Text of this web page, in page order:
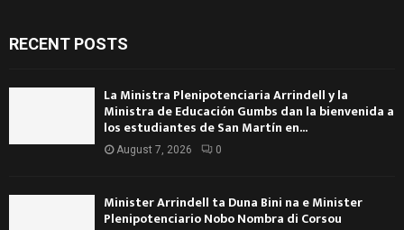
RECENT POSTS
La Ministra Plenipotenciaria Arrindell y la
Ministra de Educación Gumbs dan la bienvenida a
los estudiantes de San Martín en...
August 7, 2026 0
Minister Arrindell ta Duna Bini na e Minister
Plenipotenciario Nobo Nombra di Corsou